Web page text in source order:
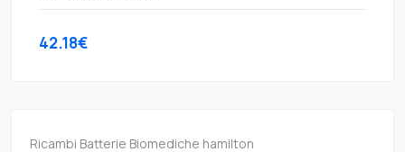
42.18€
Ricambi Batterie Biomediche hamilton